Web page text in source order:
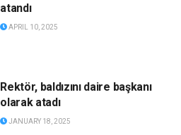
atandı
APRIL 10, 2025
Rektör, baldızını daire başkanı
olarak atadı
JANUARY 18, 2025